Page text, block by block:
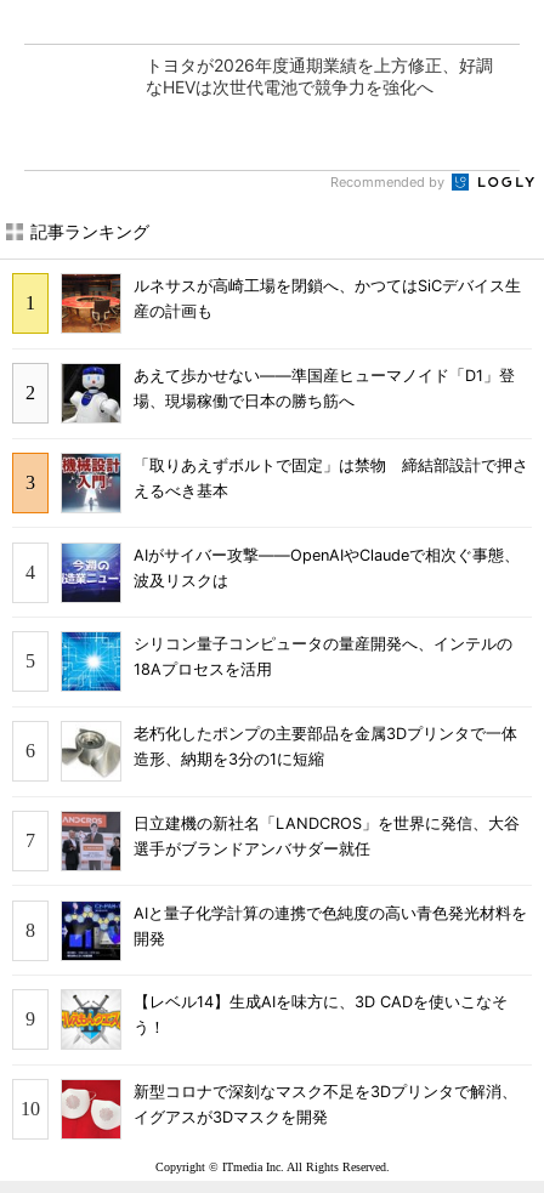
トヨタが2026年度通期業績を上方修正、好調
なHEVは次世代電池で競争力を強化へ
Recommended by
記事ランキング
ルネサスが高崎工場を閉鎖へ、かつてはSiCデバイス生
産の計画も
あえて歩かせない――準国産ヒューマノイド「D1」登
場、現場稼働で日本の勝ち筋へ
「取りあえずボルトで固定」は禁物 締結部設計で押さ
えるべき基本
AIがサイバー攻撃――OpenAIやClaudeで相次ぐ事態、
波及リスクは
シリコン量子コンピュータの量産開発へ、インテルの
18Aプロセスを活用
老朽化したポンプの主要部品を金属3Dプリンタで一体
造形、納期を3分の1に短縮
日立建機の新社名「LANDCROS」を世界に発信、大谷
選手がブランドアンバサダー就任
AIと量子化学計算の連携で色純度の高い青色発光材料を
開発
【レベル14】生成AIを味方に、3D CADを使いこなそ
う！
新型コロナで深刻なマスク不足を3Dプリンタで解消、
イグアスが3Dマスクを開発
Copyright © ITmedia Inc. All Rights Reserved.